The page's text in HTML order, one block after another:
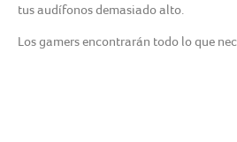
tus audífonos demasiado alto.
Los gamers encontrarán todo lo que